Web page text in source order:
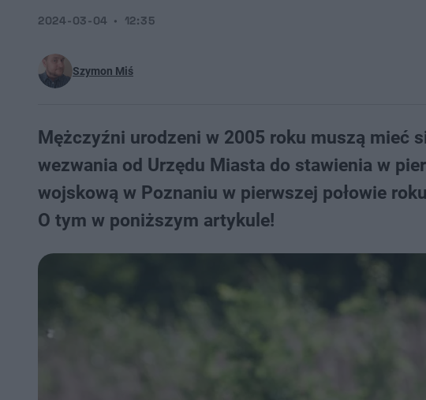
Szymon Miś
2024-03-04 12:35
Mężczyźni urodzeni w 2005 roku muszą mieć
wezwania od Urzędu Miasta do stawienia w
wojskową w Poznaniu w pierwszej połowie
O tym w poniższym artykule!